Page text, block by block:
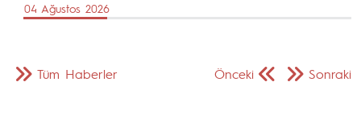
04 Ağustos 2026
Önceki Sonraki
Tüm Haberler